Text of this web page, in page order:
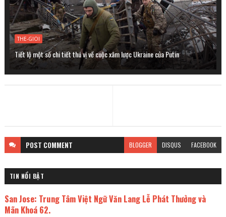
THE-GIOI
Tiết lộ một số chi tiết thú vị về cuộc xâm lược Ukraine của Putin
POST COMMENT BLOGGER DISQUS FACEBOOK
TIN NỔI BẬT
San Jose: Trung Tâm Việt Ngữ Văn Lang Lễ Phát Thưởng và
Mãn Khoá 62.